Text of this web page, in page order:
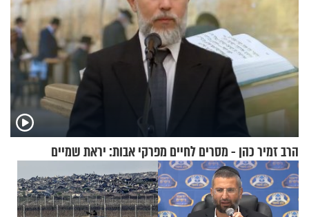
הרב זמיר כהן - מסרים לחיים מפרקי אבות: יראת שמיים